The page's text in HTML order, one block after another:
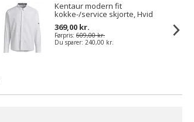
Kentaur modern fit
kokke-/service skjorte, Hvid
369,00 kr.
Førpris: 609,00 kr.
Du sparer: 240,00 kr.